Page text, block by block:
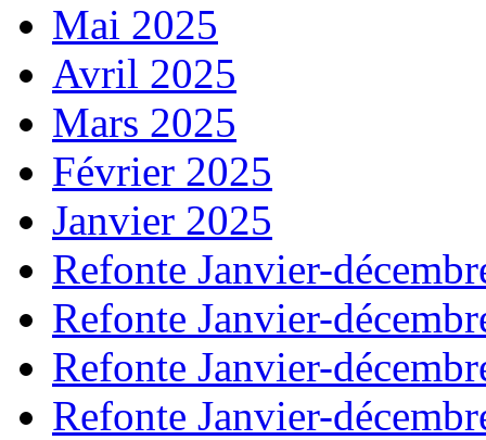
Mai 2025
Avril 2025
Mars 2025
Février 2025
Janvier 2025
Refonte Janvier-
Refonte Janvier-
Refonte Janvier-
Refonte Janvier-